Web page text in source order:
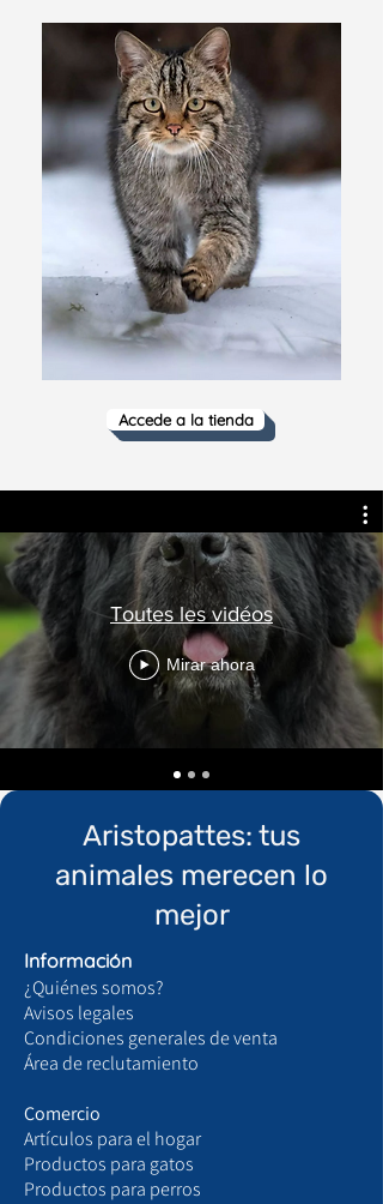
Accede a la tienda
Toutes les vidéos
Mirar ahora
Aristopattes: tus
animales merecen lo
mejor
Información
¿Quiénes somos?
Avisos legales
Condiciones generales de venta
Área de reclutamiento
Comercio
Artículos para el hogar
Productos para gatos
Productos para perros